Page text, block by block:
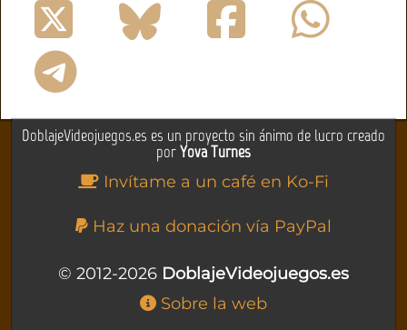
DoblajeVideojuegos.es es un proyecto sin ánimo de lucro creado
porYova Turnes
Invítame a un café en Ko-Fi
Haz una donación vía PayPal
© 2012-2026 DoblajeVideojuegos.es
Sobre la web